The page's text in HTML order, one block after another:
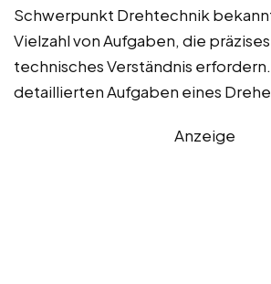
Schwerpunkt Drehtechnik
Vielzahl von Aufgaben, die
technisches Verständnis
detaillierten Aufgaben eines
Anzeige